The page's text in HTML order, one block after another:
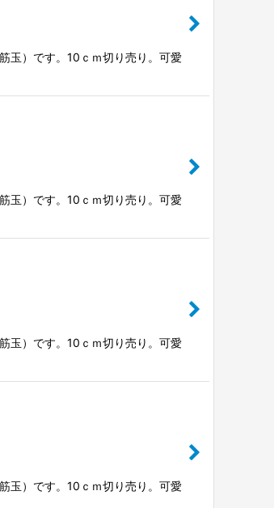
玉）です。10ｃｍ切り売り。可愛
玉）です。10ｃｍ切り売り。可愛
玉）です。10ｃｍ切り売り。可愛
玉）です。10ｃｍ切り売り。可愛